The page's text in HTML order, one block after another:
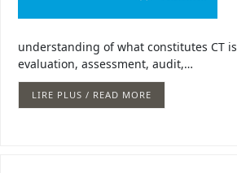
understanding of what constitutes CT
evaluation, assessment, audit,…
LIRE PLUS / READ MORE